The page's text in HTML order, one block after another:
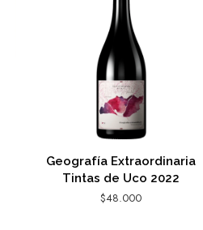
Geografía Extraordinaria
Tintas de Uco 2022
$48.000